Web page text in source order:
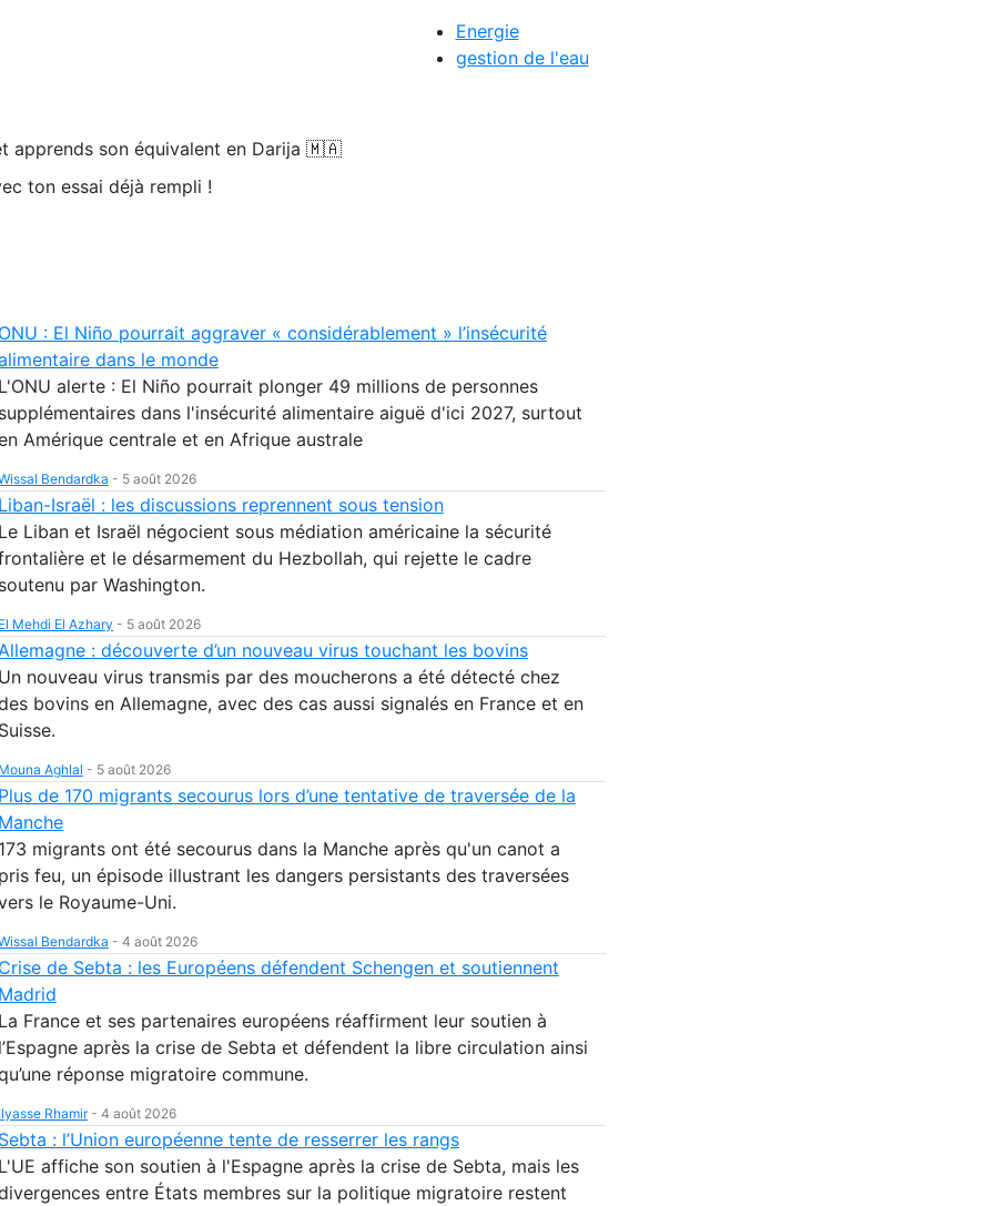
Energie
gestion de l'eau
apprends son équivalent en Darija 🇲🇦
ton essai déjà rempli !
ONU : El Niño pourrait aggraver « considérablement » l’insécurité
dans le monde
L'ONU alerte : El Niño pourrait plonger 49 millions de personnes
supplémentaires dans l'insécurité alimentaire aiguë d'ici 2027, surtout
Amérique centrale et en Afrique australe
Bendardka - 5 août 2026
Liban-Israël : les discussions reprennent sous tension
Le Liban et Israël négocient sous médiation américaine la sécurité
et le désarmement du Hezbollah, qui rejette le cadre
soutenu par Washington.
El Mehdi El Azhary - 5 août 2026
Allemagne : découverte d’un nouveau virus touchant les bovins
Un nouveau virus transmis par des moucherons a été détecté chez
bovins en Allemagne, avec des cas aussi signalés en France et en
Suisse.
Mouna Aghlal - 5 août 2026
Plus de 170 migrants secourus lors d’une tentative de traversée de la
Manche
173 migrants ont été secourus dans la Manche après qu'un canot a
pris feu, un épisode illustrant les dangers persistants des traversées
le Royaume-Uni.
Bendardka - 4 août 2026
Crise de Sebta : les Européens défendent Schengen et soutiennent
Madrid
La France et ses partenaires européens réaffirment leur soutien à
l’Espagne après la crise de Sebta et défendent la libre circulation ainsi
réponse migratoire commune.
Ilyasse Rhamir- 4 août 2026
Sebta : l’Union européenne tente de resserrer les rangs
L'UE affiche son soutien à l'Espagne après la crise de Sebta, mais les
entre États membres sur la politique migratoire restent